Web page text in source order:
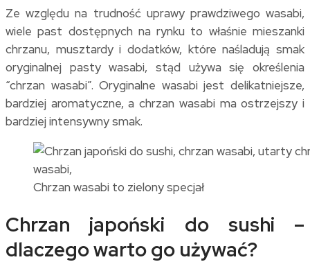
Ze względu na trudność uprawy prawdziwego wasabi,
wiele past dostępnych na rynku to właśnie mieszanki
chrzanu, musztardy i dodatków, które naśladują smak
oryginalnej pasty wasabi, stąd używa się określenia
“chrzan wasabi”. Oryginalne wasabi jest delikatniejsze,
bardziej aromatyczne, a chrzan wasabi ma ostrzejszy i
bardziej intensywny smak.
Chrzan wasabi to zielony specjał
Chrzan japoński do sushi –
dlaczego warto go używać?